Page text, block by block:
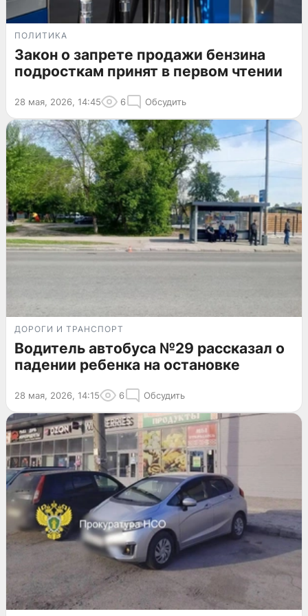
ПОЛИТИКА
Закон о запрете продажи бензина
подросткам принят в первом чтении
28 мая, 2026, 14:45 6 Обсудить
ДОРОГИ И ТРАНСПОРТ
Водитель автобуса №29 рассказал о
падении ребенка на остановке
28 мая, 2026, 14:15 6 Обсудить